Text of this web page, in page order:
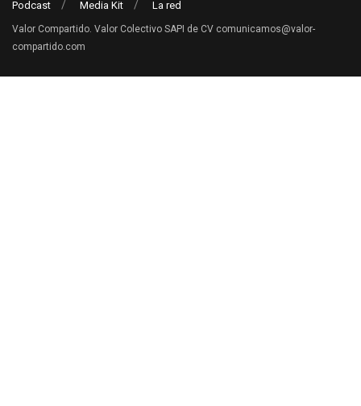
Podcast
Media Kit La red
Valor Compartido. Valor Colectivo SAPI de CV comunicamos@valor-
compartido.com